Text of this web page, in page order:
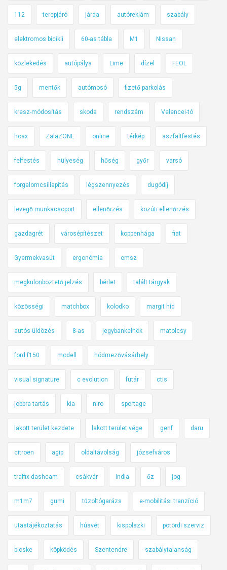
s
b
n
t
A
u
t
ó
E
e
r
t
!
112 terepjáró járda autóreklám szabály
elektromos bicikli 60-as tábla M1 Nissan
közlekedés autópálya Lime dízel FEOL
5g mentők autómosó fizető parkolás
kresz-módosítás skoda rendszám Velencei-tó
hoax ZalaZONE online térkép aszfaltfestés
felfestés hülyeség hőség győr varsó
forgalomcsillapítás légszennyezés dugódíj
levegő munkacsoport ellenőrzés közúti ellenőrzés
gazdagrét városépítészet koppenhága fiat
Gyermekvasút ergonómia omsz
megkülönböztető jelzés bérlet talált tárgyak
közösségi matchbox kolodko margit híd
autós üldözés 8-as jegybankelnök matolcsy
ford f150 modell hódmezővásárhely
visual signature c evolution futár ctis
jobbra tartás kia niro sportage
lakott terület kezdete lakott terület vége genf daru
citroen agip oldaltávolság józsefváros
traffix dashcam csákvár India őz jog
m1m7 gumi tűzoltógarázs e-mobilitási tranzíció
utastájékoztatás húsvét kispolszki pötördi szerviz
bicske köpködés Szentendre szabálytalanság